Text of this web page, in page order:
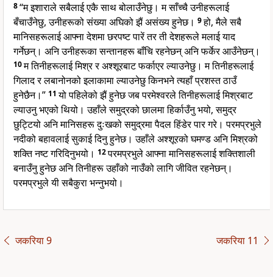
8“म इशाराले सबैलाई एकै साथ बोलाउँनेछु। म साँच्चै उनीहरूलाई
बँचाउँनेछु, उनीहरूको संख्या अघिको झैं असंख्य हुनेछ। 9हो, मैले सबै
मानिसहरूलाई आफ्ना देशमा छरपष्ट पारें तर ती देशहरूले मलाई याद
गर्नेछन्। अनि उनीहरूका सन्तानहरू बाँचि रहनेछन् अनि फर्केर आउँनेछन्।
10म तिनीहरूलाई मिश्र र अश्शूरबाट फर्काएर ल्याउनेछु। म तिनीहरूलाई
गिलाद र लबानोनको इलाकामा ल्याउनेछु किनभने त्यहाँ प्रशस्त ठाउँ
हुनेछैन।” 11यो पहिलेको झैं हुनेछ जब परमेश्वरले तिनीहरूलाई मिश्रबाट
ल्याउनु भएको थियो। उहाँले समुद्रको छालमा हिर्काउँनु भयो, समुद्र
छुट्टियो अनि मानिसहरू दुःखको समुद्रमा पैदल हिंडेर पार गरे। परमप्रभुले
नदीको बहावलाई सुकाई दिनु हुनेछ। उहाँले अश्शूरको घमण्ड अनि मिश्रको
शक्ति नष्ट गरिदिनुभयो। 12परमप्रभुले आफ्ना मानिसहरूलाई शक्तिशाली
बनाउँनु हुनेछ अनि तिनीहरू उहाँको नाउँको लागि जीवित रहनेछन्।
परमप्रभुले यी सबैकुरा भन्नुभयो।
जकरिया 9 जकरिया 11